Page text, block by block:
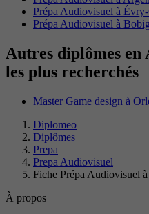
Prépa Audiovisuel à
Prépa Audiovisuel à
Autres diplômes en
les plus recherchés
Master Game design à
Diplomeo
Diplômes
Prepa
Prepa Audiovisuel
Fiche Prépa Audiovisuel
À propos